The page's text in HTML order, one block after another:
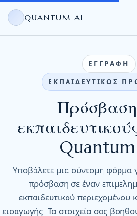
QUANTUM AI
ΕΓΓΡΑΦΗ
ΕΚΠΑΙΔΕΥΤΙΚΟΣ
Υποβάλετε μια σύντομη φόρμα
πρόσβαση σε έναν
εκπαιδευτικού περιεχομένου
εισαγωγής. Τα στοιχεία σας